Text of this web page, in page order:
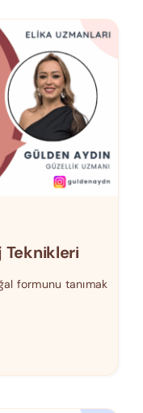
Teknikleri
formunu tanımak